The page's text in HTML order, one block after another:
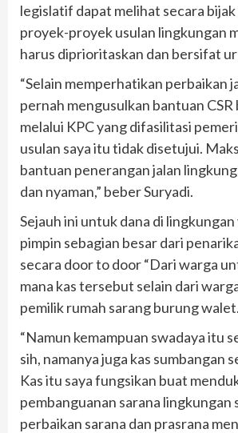
legislatif dapat melihat secara
proyek-proyek usulan lingkungan
harus diprioritaskan dan bersifat
“Selain memperhatikan perbaikan
pernah mengusulkan bantuan CSR
melalui KPC yang difasilitasi
usulan saya itu tidak disetujui.
bantuan penerangan jalan
dan nyaman,” beber Suryadi.
Sejauh ini untuk dana di lingkungan
pimpin sebagian besar dari
secara door to door “Dari warga
mana kas tersebut selain dari
pemilik rumah sarang burung walet.
“Namun kemampuan swadaya itu
sih, namanya juga kas sumbangan
Kas itu saya fungsikan buat
pembanguanan sarana lingkungan
perbaikan sarana dan prasrana